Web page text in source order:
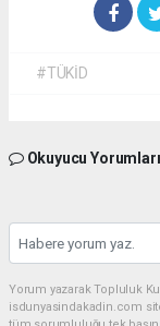
#TÜKİD
Okuyucu Yorumları
Yorum yazarak Topluluk
isdunyasindakadin.com